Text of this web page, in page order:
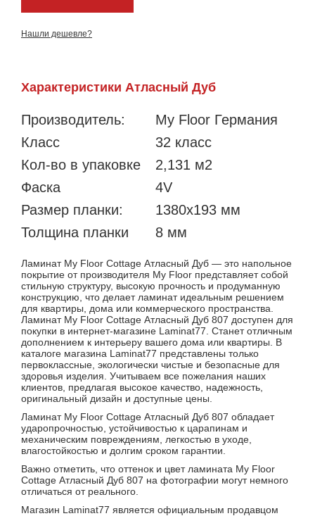
Нашли дешевле?
Характеристики Атласный Дуб
Производитель:
My Floor Германия
Класс
32 класс
Кол-во в упаковке
2,131 м2
Фаска
4V
Размер планки:
1380х193 мм
Толщина планки
8 мм
Ламинат My Floor Cottage Атласный Дуб — это напольное
покрытие от производителя My Floor представляет собой
стильную структуру, высокую прочность и продуманную
конструкцию, что делает ламинат идеальным решением
для квартиры, дома или коммерческого пространства.
Ламинат My Floor Cottage Атласный Дуб 807 доступен для
покупки в интернет-магазине Laminat77. Станет отличным
дополнением к интерьеру вашего дома или квартиры. В
каталоге магазина Laminat77 представлены только
первоклассные, экологически чистые и безопасные для
здоровья изделия. Учитываем все пожелания наших
клиентов, предлагая высокое качество, надежность,
оригинальный дизайн и доступные цены.
Ламинат My Floor Cottage Атласный Дуб 807 обладает
ударопрочностью, устойчивостью к царапинам и
механическим повреждениям, легкостью в уходе,
влагостойкостью и долгим сроком гарантии.
Важно отметить, что оттенок и цвет ламината My Floor
Cottage Атласный Дуб 807 на фотографии могут немного
отличаться от реального.
Магазин Laminat77 является официальным продавцом